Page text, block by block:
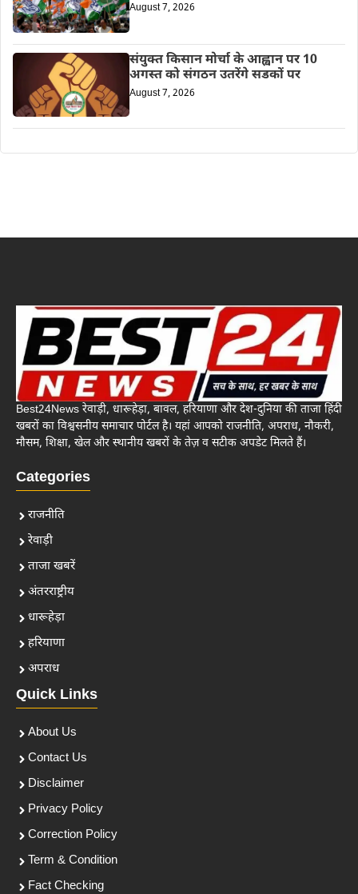
August 7, 2026
संयुक्त किसान मोर्चा के आह्वान पर 10
अगस्त को संगठन उतरेंगे सडकों पर
August 7, 2026
Best24News रेवाड़ी, धारूहेड़ा, बावल, हरियाणा और देश-दुनिया की ताजा हिंदी
खबरों का विश्वसनीय समाचार पोर्टल है। यहां आपको राजनीति, अपराध, नौकरी,
मौसम, शिक्षा, खेल और स्थानीय खबरों के तेज़ व सटीक अपडेट मिलते हैं।
Categories
राजनीति
रेवाड़ी
ताजा खबरें
अंतरराष्ट्रीय
धारूहेड़ा
हरियाणा
अपराध
Quick Links
About Us
Contact Us
Disclaimer
Privacy Policy
Correction Policy
Term & Condition
Fact Checking